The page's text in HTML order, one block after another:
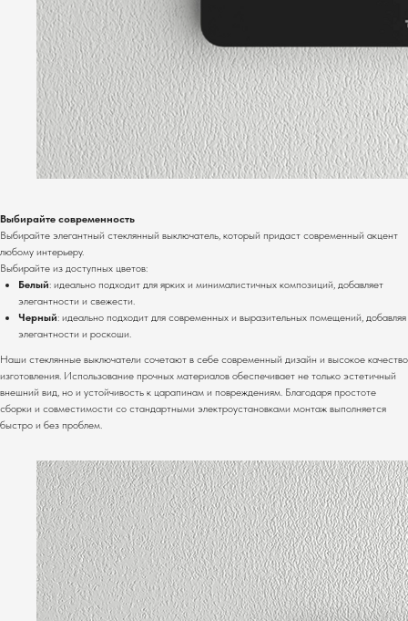
Выбирайте современность
Выбирайте элегантный стеклянный выключатель, который придаст современный акцент
любому интерьеру.
Выбирайте из доступных цветов:
Белый: идеально подходит для ярких и минималистичных композиций, добавляет
элегантности и свежести.
Черный: идеально подходит для современных и выразительных помещений, добавляя
элегантности и роскоши.
Наши стеклянные выключатели сочетают в себе современный дизайн и высокое качество
изготовления. Использование прочных материалов обеспечивает не только эстетичный
внешний вид, но и устойчивость к царапинам и повреждениям. Благодаря простоте
сборки и совместимости со стандартными электроустановками монтаж выполняется
быстро и без проблем.